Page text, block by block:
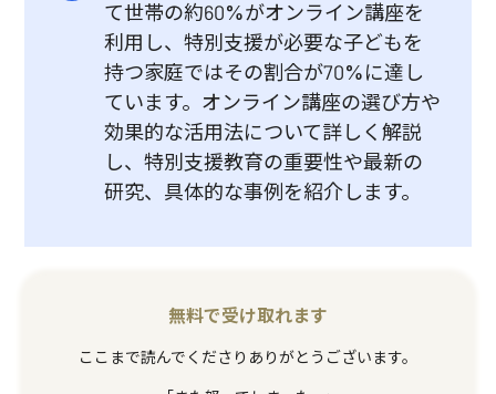
て世帯の約60%がオンライン講座を
利用し、特別支援が必要な子どもを
持つ家庭ではその割合が70%に達し
ています。オンライン講座の選び方や
効果的な活用法について詳しく解説
し、特別支援教育の重要性や最新の
研究、具体的な事例を紹介します。
無料で受け取れます
ここまで読んでくださりありがとうございます。